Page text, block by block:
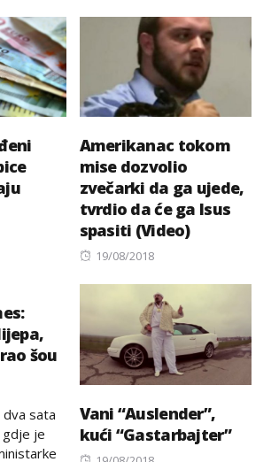
Amerikanac tokom
mise dozvolio
zvečarki da ga ujede,
tvrdio da će ga Isus
spasiti (Video)
Posted
19/08/2018
šou
sata
je
Vani “Auslender”,
kući “Gastarbajter”